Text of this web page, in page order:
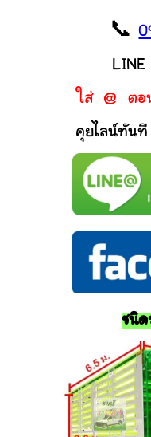
📞
LINE
ใส่ @ ตอ
คุยไลน์ทันที
ชนิด